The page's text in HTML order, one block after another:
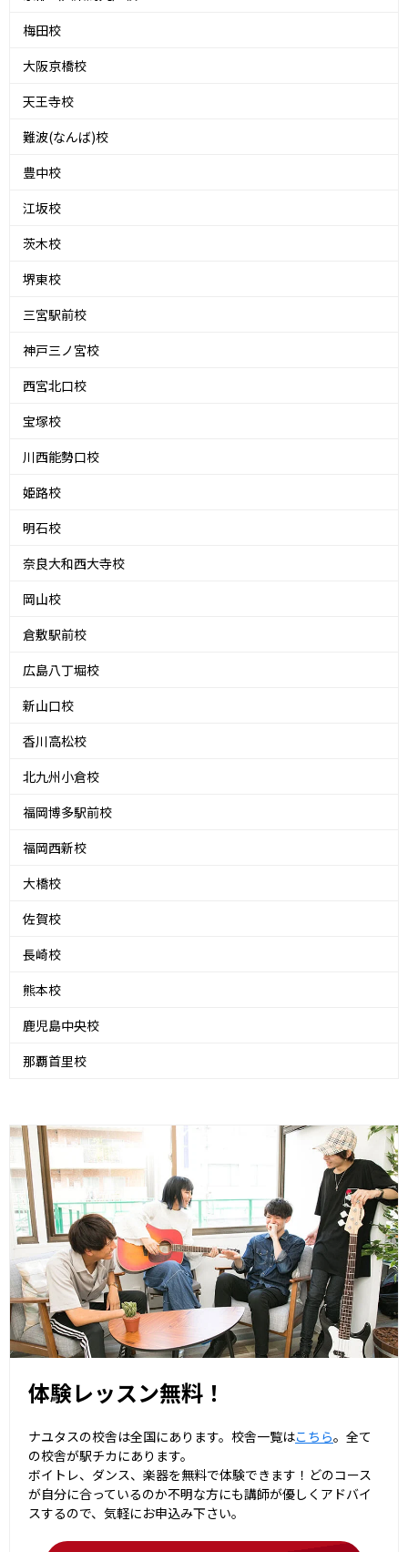
梅田校
大阪京橋校
天王寺校
難波(なんば)校
豊中校
江坂校
茨木校
堺東校
三宮駅前校
神戸三ノ宮校
西宮北口校
宝塚校
川西能勢口校
姫路校
明石校
奈良大和西大寺校
岡山校
倉敷駅前校
広島八丁堀校
新山口校
香川高松校
北九州小倉校
福岡博多駅前校
福岡西新校
大橋校
佐賀校
長崎校
熊本校
鹿児島中央校
那覇首里校
体験レッスン無料！
ナユタスの校舎は全国にあります。校舎一覧はこちら。全て
の校舎が駅チカにあります。
ボイトレ、ダンス、楽器を無料で体験できます！どのコース
が自分に合っているのか不明な方にも講師が優しくアドバイ
スするので、気軽にお申込み下さい。